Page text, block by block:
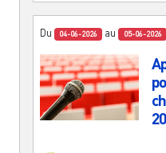
Du 04-06-2026 au 05-06-2026